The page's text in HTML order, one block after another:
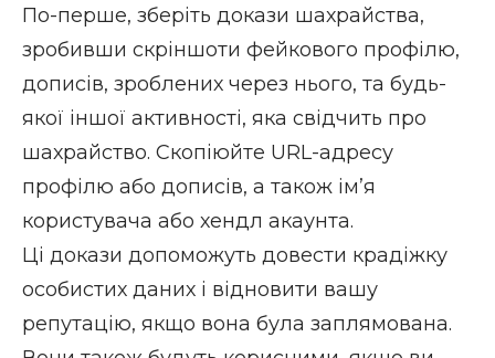
По-перше, зберіть докази шахрайства,
зробивши скріншоти фейкового профілю,
дописів, зроблених через нього, та будь-
якої іншої активності, яка свідчить про
шахрайство. Скопіюйте URL-адресу
профілю або дописів, а також ім’я
користувача або хендл акаунта.
Ці докази допоможуть довести крадіжку
особистих даних і відновити вашу
репутацію, якщо вона була заплямована.